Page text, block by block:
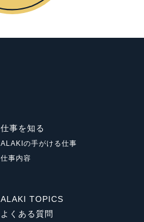
仕事を知る
ALAKIの手がける仕事
仕事内容
ALAKI TOPICS
よくある質問